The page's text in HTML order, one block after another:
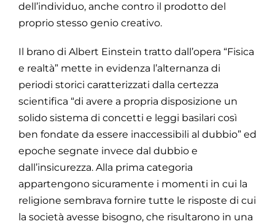
dell’individuo, anche contro il prodotto del
proprio stesso genio creativo.
Il brano di Albert Einstein tratto dall’opera “Fisica
e realtà” mette in evidenza l’alternanza di
periodi storici caratterizzati dalla certezza
scientifica “di avere a propria disposizione un
solido sistema di concetti e leggi basilari così
ben fondate da essere inaccessibili al dubbio” ed
epoche segnate invece dal dubbio e
dall’insicurezza. Alla prima categoria
appartengono sicuramente i momenti in cui la
religione sembrava fornire tutte le risposte di cui
la società avesse bisogno, che risultarono in una